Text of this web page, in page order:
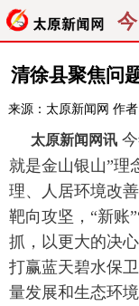
首页
经济
纵横
旅游
看天下
太原日报
清徐县聚焦问
来源： 太原新闻网 作
太原新闻网讯
就是金山银山”理
理、人居环境改
靶向攻坚，“新账
抓，以更大的决
打赢蓝天碧水保
量发展和生态环